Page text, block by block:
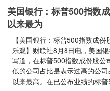
美国银行：标普500指数
以来最为
【美国银行：标普500指数成
乐观】财联社8月8日电，美国
写道，在标普500指数成份股公
低的公司占比是表示过高的公
以来最高。在已公布业绩的标